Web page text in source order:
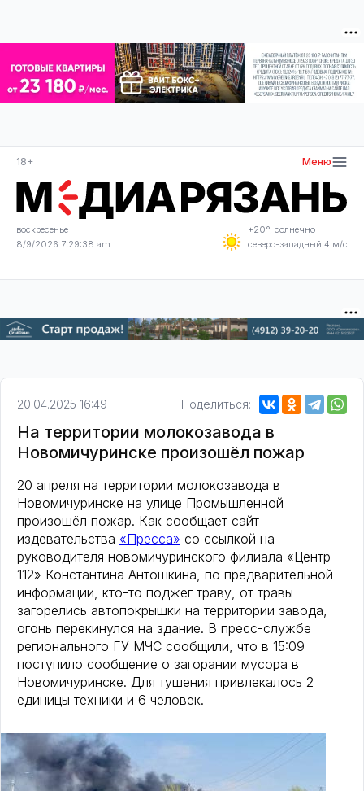
18+ Меню
воскресенье
8/9/2026 7:29:38 am
+20°, солнечно
северо-западный 4 м/с
20.04.2025 16:49 Поделиться:
На территории молокозавода в
Новомичуринске произошёл пожар
20 апреля на территории молокозавода в
Новомичуринске на улице Промышленной
произошёл пожар. Как сообщает сайт
издевательства «Пресса» со ссылкой на
руководителя новомичуринского филиала «Центр
112» Константина Антошкина, по предварительной
информации, кто-то поджёг траву, от травы
загорелись автопокрышки на территории завода,
огонь перекинулся на здание. В пресс-службе
регионального ГУ МЧС сообщили, что в 15:09
поступило сообщение о загорании мусора в
Новомичуринске. Для тушения привлекалось 2
единицы техники и 6 человек.